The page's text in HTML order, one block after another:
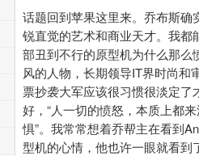
话题回到苹果这里来。乔布斯确
锐直觉的艺术和商业天才。我都
部丑到不行的原型机为什么那么
风的人物，长期领导IT界时尚和
票抄袭大军应该很习惯很淡定了
好，“人一切的愤怒，本质上都
惧”。我常常想着乔帮主在看到
型机的心情，他也许一眼就看到